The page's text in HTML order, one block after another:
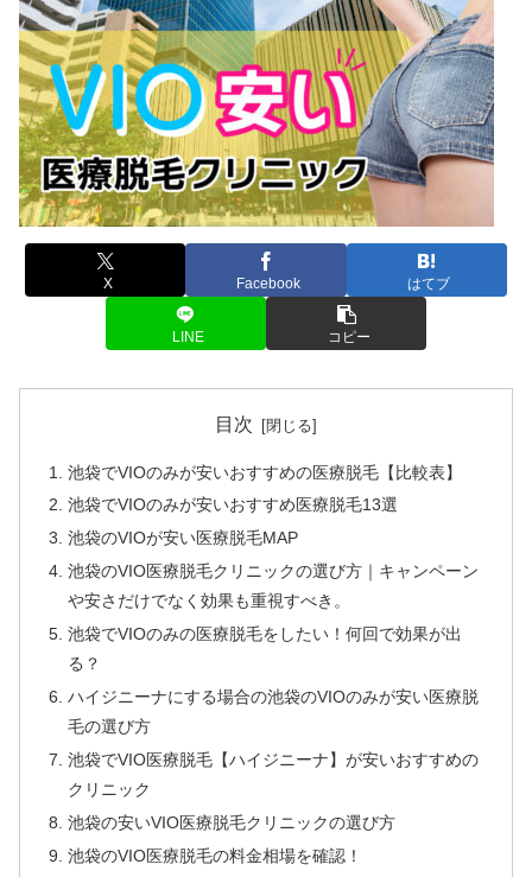
X Facebook はてブ
LINE コピー
目次
池袋でVIOのみが安いおすすめの医療脱毛【比較表】
池袋でVIOのみが安いおすすめ医療脱毛13選
池袋のVIOが安い医療脱毛MAP
池袋のVIO医療脱毛クリニックの選び方｜キャンペーン
や安さだけでなく効果も重視すべき。
池袋でVIOのみの医療脱毛をしたい！何回で効果が出
る？
ハイジニーナにする場合の池袋のVIOのみが安い医療脱
毛の選び方
池袋でVIO医療脱毛【ハイジニーナ】が安いおすすめの
クリニック
池袋の安いVIO医療脱毛クリニックの選び方
池袋のVIO医療脱毛の料金相場を確認！